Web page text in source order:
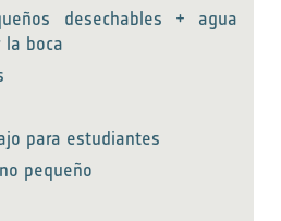
desechables + agua
la boca
para estudiantes
pequeño